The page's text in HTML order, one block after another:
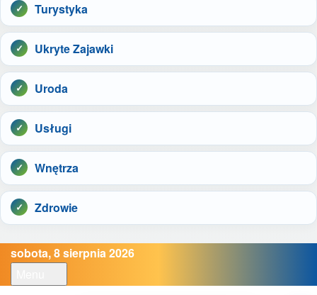
Turystyka
Ukryte Zajawki
Uroda
Usługi
Wnętrza
Zdrowie
sobota, 8 sierpnia 2026